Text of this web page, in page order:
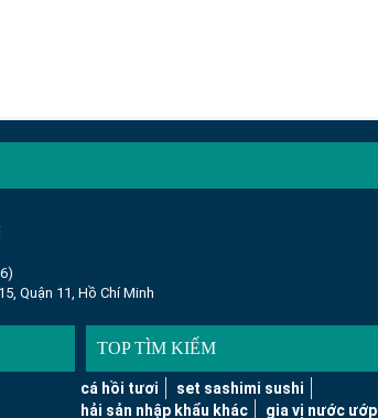
Quận 11, Hồ Chí Minh
TOP TÌM KIẾM
cá hồi tươi
set sashimi sushi
hải sản nhập khẩu khác
gia vị nước ướp